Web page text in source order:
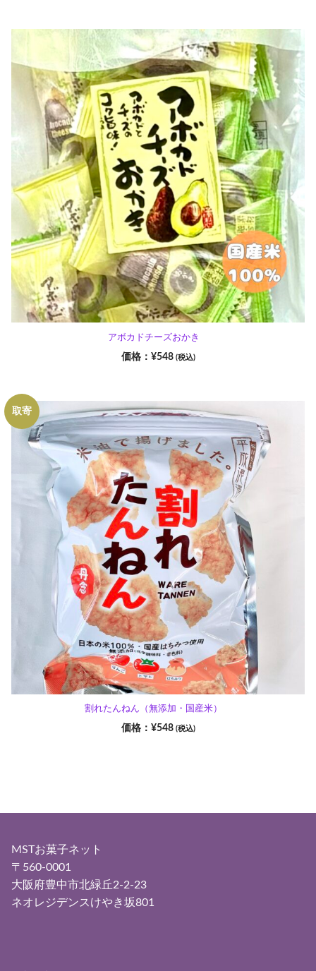
アボカドチーズおかき
¥548 (税込)
取寄
割れたんねん（無添加・国産米）
¥548 (税込)
MSTお菓子ネット
〒560-0001
大阪府豊中市北緑丘2-2-23
ネオレジデンスけやき坂801